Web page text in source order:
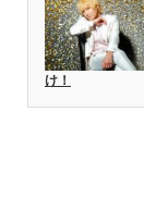
け！